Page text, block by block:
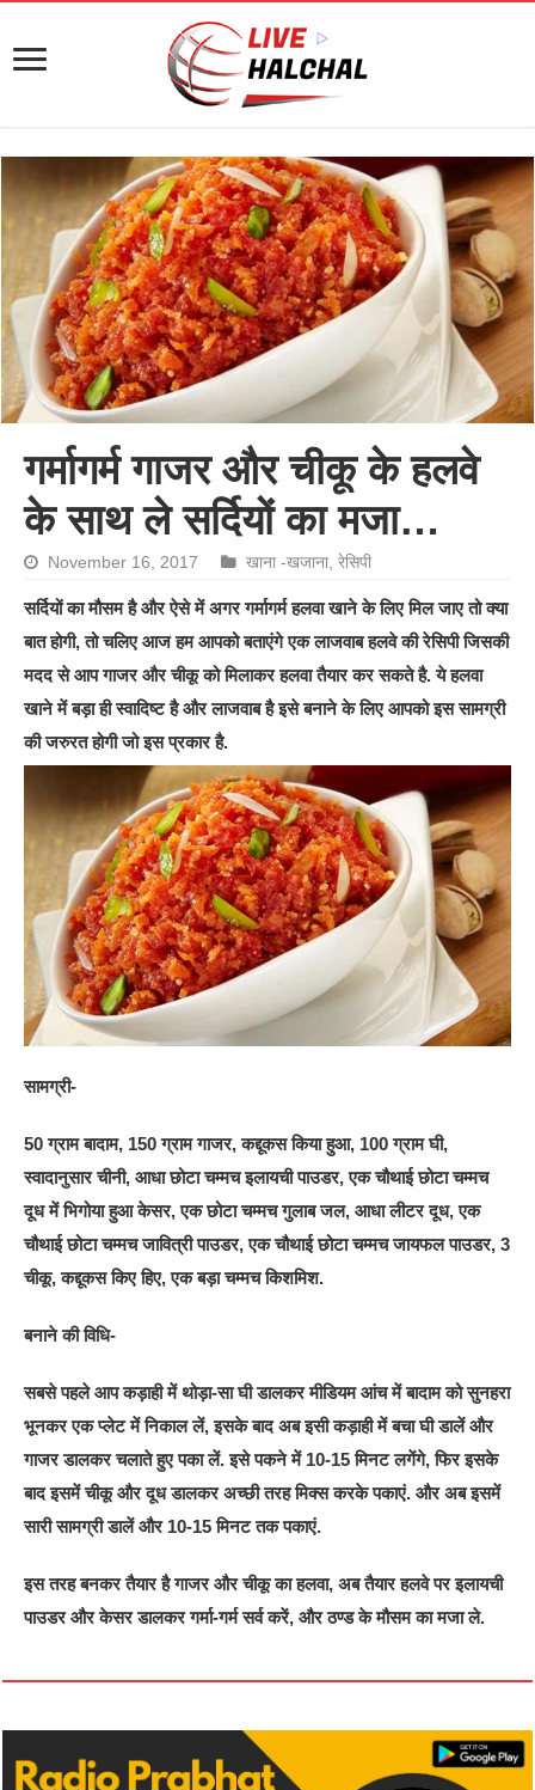
गर्मागर्म गाजर और चीकू के हलवे
के साथ ले सर्दियों का मजा…
November 16, 2017 खाना -खजाना ,रेसिपी
सर्दियों का मौसम है और ऐसे में अगर गर्मागर्म हलवा खाने के लिए मिल जाए तो क्या
बात होगी, तो चलिए आज हम आपको बताएंगे एक लाजवाब हलवे की रेसिपी जिसकी
मदद से आप गाजर और चीकू को मिलाकर हलवा तैयार कर सकते है. ये हलवा
खाने में बड़ा ही स्वादिष्ट है और लाजवाब है इसे बनाने के लिए आपको इस सामग्री
की जरुरत होगी जो इस प्रकार है.
सामग्री-
50 ग्राम बादाम, 150 ग्राम गाजर, कद्दूकस किया हुआ, 100 ग्राम घी,
स्वादानुसार चीनी, आधा छोटा चम्मच इलायची पाउडर, एक चौथाई छोटा चम्मच
दूध में भिगोया हुआ केसर, एक छोटा चम्मच गुलाब जल, आधा लीटर दूध, एक
चौथाई छोटा चम्मच जावित्री पाउडर, एक चौथाई छोटा चम्मच जायफल पाउडर, 3
चीकू, कद्दूकस किए हिए, एक बड़ा चम्मच किशमिश.
बनाने की विधि-
सबसे पहले आप कड़ाही में थोड़ा-सा घी डालकर मीडियम आंच में बादाम को सुनहरा
भूनकर एक प्लेट में निकाल लें, इसके बाद अब इसी कड़ाही में बचा घी डालें और
गाजर डालकर चलाते हुए पका लें. इसे पकने में 10-15 मिनट लगेंगे, फिर इसके
बाद इसमें चीकू और दूध डालकर अच्छी तरह मिक्स करके पकाएं. और अब इसमें
सारी सामग्री डालें और 10-15 मिनट तक पकाएं.
इस तरह बनकर तैयार है गाजर और चीकू का हलवा, अब तैयार हलवे पर इलायची
पाउडर और केसर डालकर गर्मा-गर्म सर्व करें, और ठण्ड के मौसम का मजा ले.